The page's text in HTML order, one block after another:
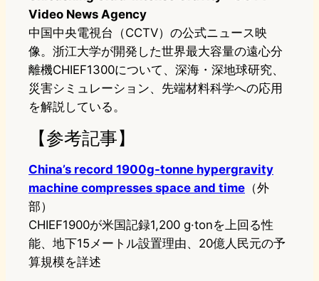
Video News Agency
中国中央電視台（CCTV）の公式ニュース映
像。浙江大学が開発した世界最大容量の遠心分
離機CHIEF1300について、深海・深地球研究、
災害シミュレーション、先端材料科学への応用
を解説している。
【参考記事】
China’s record 1900g-tonne hypergravity
machine compresses space and time （外
部）
CHIEF1900が米国記録1,200 g·tonを上回る性
能、地下15メートル設置理由、20億人民元の予
算規模を詳述